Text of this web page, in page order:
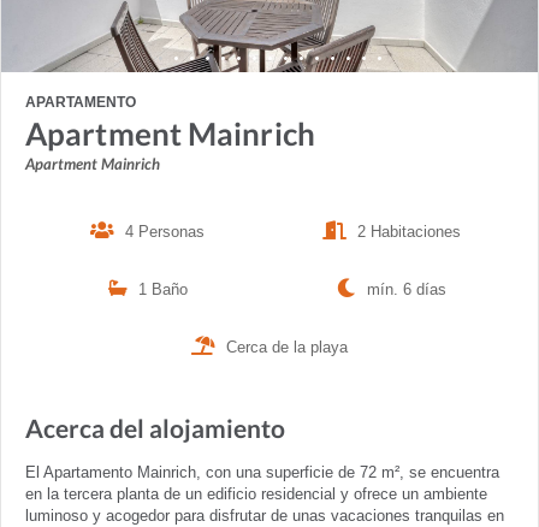
APARTAMENTO
Apartment Mainrich
Apartment Mainrich
4 Personas 2 Habitaciones
1 Baño mín. 6 días
Cerca de la playa
Acerca del alojamiento
El Apartamento Mainrich, con una superficie de 72 m², se encuentra
en la tercera planta de un edificio residencial y ofrece un ambiente
luminoso y acogedor para disfrutar de unas vacaciones tranquilas en